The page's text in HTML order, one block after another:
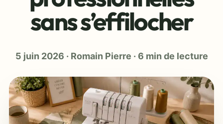
sans s’effilocher
5 juin 2026 · Romain Pierre · 6 min de lecture